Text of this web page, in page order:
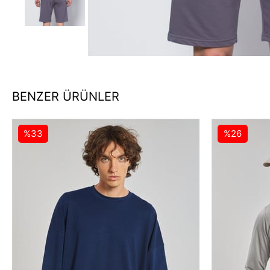
BENZER ÜRÜNLER
%33 %26